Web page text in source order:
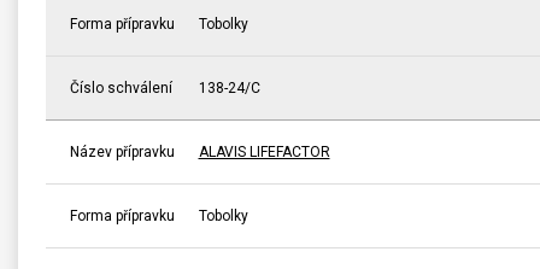
Forma přípravku Tobolky
Číslo schválení 138-24/C
Název přípravku ALAVIS LIFEFACTOR
Forma přípravku Tobolky